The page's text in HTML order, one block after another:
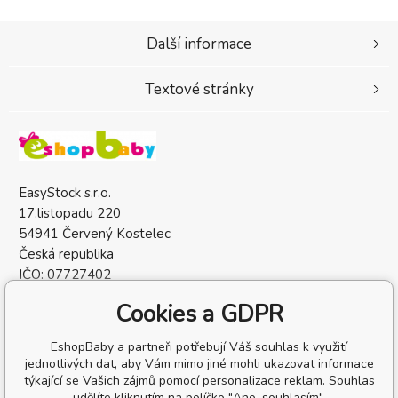
EasyStock s.r.o.
17.listopadu 220
54941 Červený Kostelec
Česká republika
IČO: 07727402
Další informace
Textové stránky
Cookies a GDPR
EshopBaby a partneři potřebují Váš souhlas k využití
jednotlivých dat, aby Vám mimo jiné mohli ukazovat informace
týkající se Vašich zájmů pomocí personalizace reklam. Souhlas